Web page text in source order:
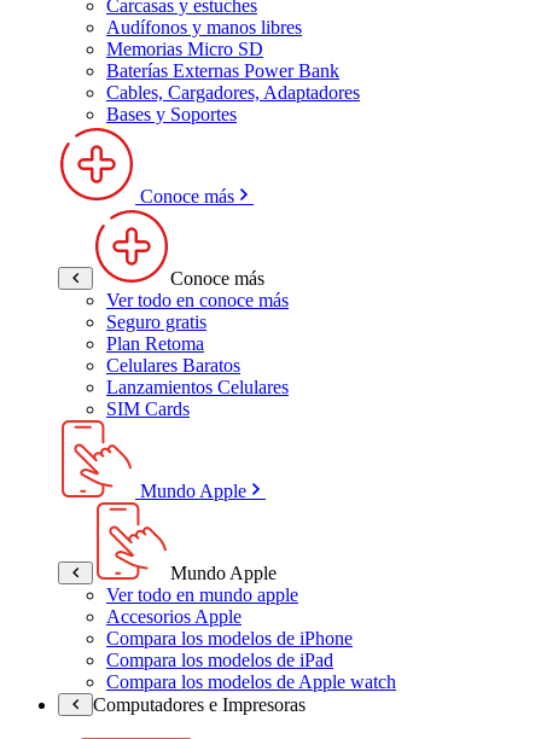
Carcasas y estuches
Audífonos y manos libres
Memorias Micro SD
Baterías Externas Power Bank
Cables, Cargadores, Adaptadores
Bases y Soportes
Conoce más
Conoce más
Ver todo en conoce más
Seguro gratis
Plan Retoma
Celulares Baratos
Lanzamientos Celulares
SIM Cards
Mundo Apple
Mundo Apple
Ver todo en mundo apple
Accesorios Apple
Compara los modelos de iPhone
Compara los modelos de iPad
Compara los modelos de Apple watch
Computadores e Impresoras